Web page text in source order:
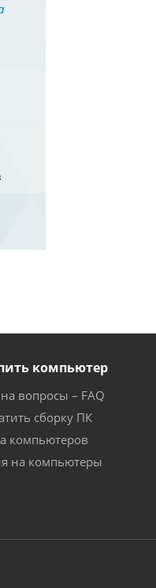
компьютер
вопросы – FAQ
сборку ПК
компьютеров
на компьютеры